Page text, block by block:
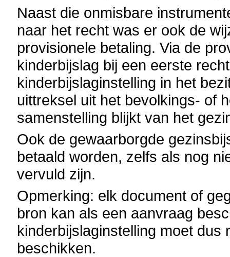
Naast die onmisbare
naar het recht was er ook de
provisionele betaling. Via de
kinderbijslag bij een eerste
kinderbijslaginstelling in het
uittreksel uit het bevolkings- of
samenstelling blijkt van het
Ook de gewaarborgde
betaald worden, zelfs als nog
vervuld zijn.
Opmerking: elk document of
bron kan als een aanvraag
kinderbijslaginstelling moet
beschikken.